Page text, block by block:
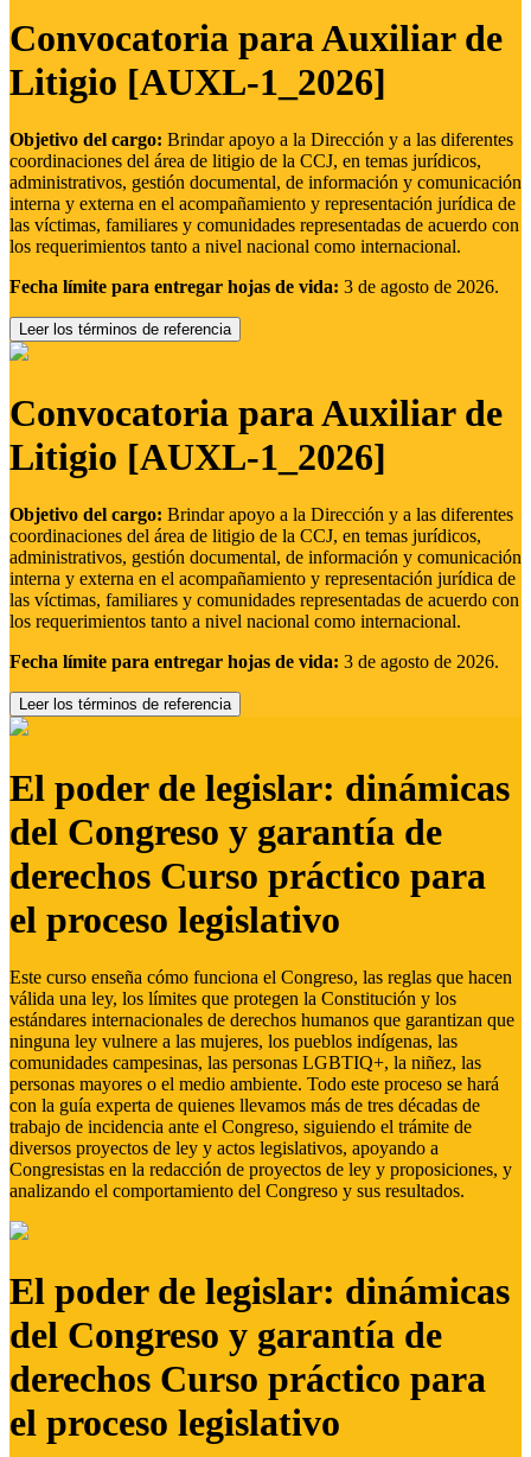
Convocatoria para Auxiliar de
Litigio [AUXL-1_2026]
Objetivo del cargo: Brindar apoyo a la Dirección y a las diferentes
coordinaciones del área de litigio de la CCJ, en temas jurídicos,
administrativos, gestión documental, de información y comunicación
interna y externa en el acompañamiento y representación jurídica de
las víctimas, familiares y comunidades representadas de acuerdo con
los requerimientos tanto a nivel nacional como internacional.
Fecha límite para entregar hojas de vida: 3 de agosto de 2026.
Leer los términos de referencia
Convocatoria para Auxiliar de
Litigio [AUXL-1_2026]
Objetivo del cargo: Brindar apoyo a la Dirección y a las diferentes
coordinaciones del área de litigio de la CCJ, en temas jurídicos,
administrativos, gestión documental, de información y comunicación
interna y externa en el acompañamiento y representación jurídica de
las víctimas, familiares y comunidades representadas de acuerdo con
los requerimientos tanto a nivel nacional como internacional.
Fecha límite para entregar hojas de vida: 3 de agosto de 2026.
Leer los términos de referencia
El poder de legislar: dinámicas
del Congreso y garantía de
derechos Curso práctico para
el proceso legislativo
Este curso enseña cómo funciona el Congreso, las reglas que hacen
válida una ley, los límites que protegen la Constitución y los
estándares internacionales de derechos humanos que garantizan que
ninguna ley vulnere a las mujeres, los pueblos indígenas, las
comunidades campesinas, las personas LGBTIQ+, la niñez, las
personas mayores o el medio ambiente. Todo este proceso se hará
con la guía experta de quienes llevamos más de tres décadas de
trabajo de incidencia ante el Congreso, siguiendo el trámite de
diversos proyectos de ley y actos legislativos, apoyando a
Congresistas en la redacción de proyectos de ley y proposiciones, y
analizando el comportamiento del Congreso y sus resultados.
El poder de legislar: dinámicas
del Congreso y garantía de
derechos Curso práctico para
el proceso legislativo